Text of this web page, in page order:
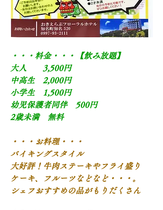
・・・料金・・・【飲み放題】
大人　　3,500円
中高生　2,000円
小学生　1,500円
幼児保護者同伴　500円
2歳未満　無料
・・・お料理・・・
バイキングスタイル
大好評！牛肉ステーキやフライ盛り
ケーキ、フルーツなどなど・・・。
シェフおすすめの品がもりだくさん